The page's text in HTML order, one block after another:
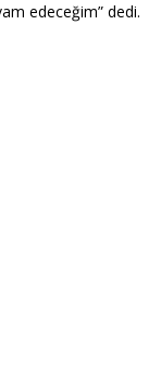
edeceğim” dedi.